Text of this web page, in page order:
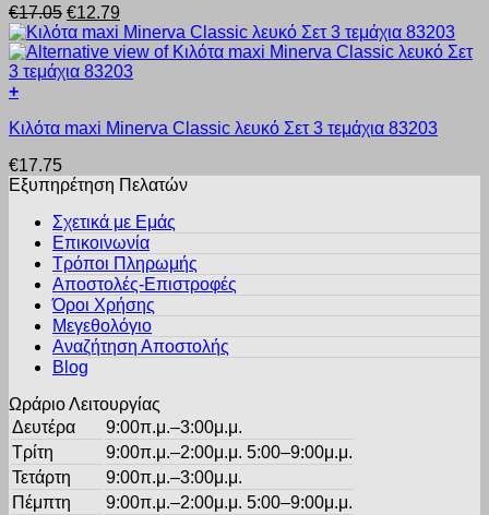
σελίδα
του
προϊόντος
έχει
πολλαπλές
παραλλαγές.
Οι
επιλογές
να
στη
σελίδα
προϊόντος
€17.05 Original
price
was:
€17.05.
€12.79Η
τρέχουσα
τιμή
είναι:
+
το
έχει
πολλαπλές
επιλογές
μπορούν
επιλεγούν
σελίδα
Κιλότα maxi Minerva Classic λευκό Σετ 3 τεμάχια 83203
€17.75
Εξυπηρέτηση Πελατών
Σχετικά με Εμάς
Επικοινωνία
Τρόποι Πληρωμής
Αποστολές-Επιστροφές
Όροι Χρήσης
Μεγεθολόγιο
Αναζήτηση Αποστολής
Blog
Ωράριο Λειτουργίας
Δευτέρα
9:00π.μ.–3:00μ.μ.
Τρίτη
9:00π.μ.–2:00μ.μ. 5:00–9:00μ.μ.
Τετάρτη
9:00π.μ.–3:00μ.μ.
Πέμπτη
9:00π.μ.–2:00μ.μ. 5:00–9:00μ.μ.